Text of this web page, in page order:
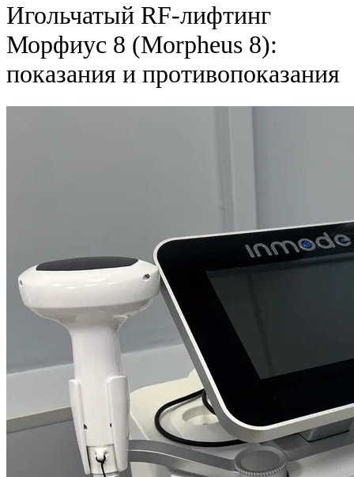
Игольчатый RF-лифтинг
Морфиус 8 (Morpheus 8):
показания и противопоказания